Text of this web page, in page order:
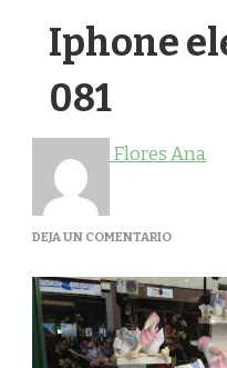
Iphone
081
Flores Ana
DEJA UN COMENTARIOEN
ELE
081